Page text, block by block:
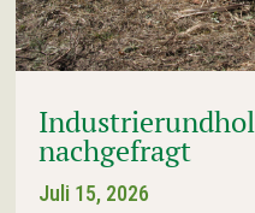
nachgefragt
Juli 15, 2026